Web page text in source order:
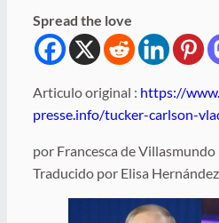
Spread the love
Articulo original : https://
presse.info/tucker-carlson-
por Francesca de
Traducido por Elisa Hernández